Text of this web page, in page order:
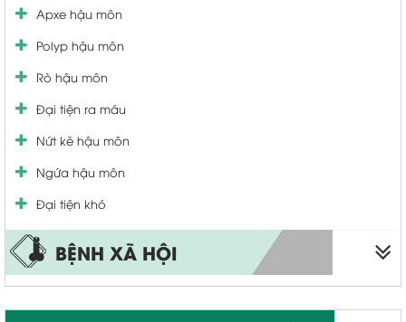
U xơ cổ tử cung
Rối loạn kinh nguyệt
Khí hư bất thường
Vá màng trinh
Thu nhỏ âm đạo
viêm cổ tử cung
Apxe hậu môn
Polyp hậu môn
Rò hậu môn
Đại tiện ra máu
Nứt kẽ hậu môn
Ngứa hậu môn
Đại tiện khó
BỆNH XÃ HỘI